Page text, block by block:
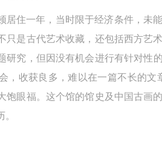
居住一年，当时限于经济条件，未
只是古代艺术收藏，还包括西方艺
研究，但因没有机会进行有针对性
，收获良多，难以在一篇不长的
饱眼福。这个馆的馆史及中国古画